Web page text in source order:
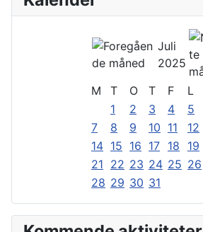
Juli
2025
M
T O T F L
1
2 3 4 5
7
8 9 10 11 12
14 15 16 17 18 19
21 22 23 24 25 26
28 29 30 31